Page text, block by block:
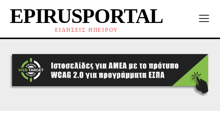
EPIRUSPORTAL
ΕΙΔΗΣΕΙΣ ΗΠΕΙΡΟΥ